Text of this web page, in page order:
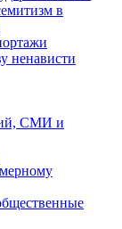
в
ненависти
СМИ и